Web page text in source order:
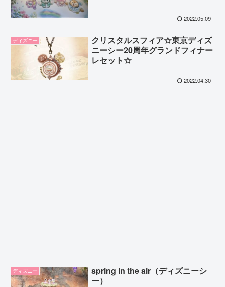
2022.05.09
ディズニー
クリスタルスフィア☆東京ディズ
ニーシー20周年グランドフィナー
レセット☆
2022.04.30
ディズニー
spring in the air（ディズニーシ
ー）